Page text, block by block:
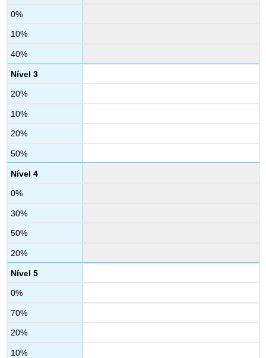
0%
10%
40%
Nível 3
20%
10%
20%
50%
Nível 4
0%
30%
50%
20%
Nível 5
0%
70%
20%
10%